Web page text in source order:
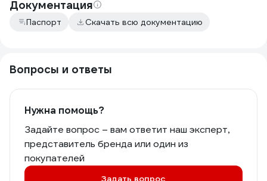
Документация
Паспорт Скачать всю документацию
Вопросы и ответы
Нужна помощь?
Задайте вопрос – вам ответит наш эксперт,
представитель бренда или один из
покупателей
Задать вопрос